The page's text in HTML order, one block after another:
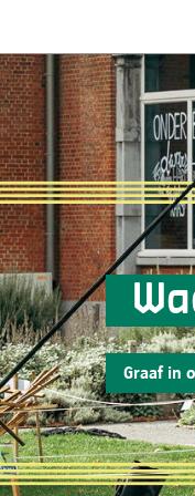
Graaf in